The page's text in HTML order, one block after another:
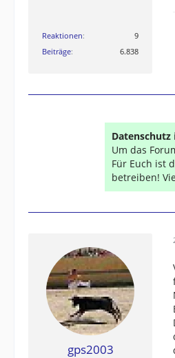
Reaktionen
9
Beiträge
6.838
Datenschutz
Um das
Für Euch ist
betreiben!
gps2003